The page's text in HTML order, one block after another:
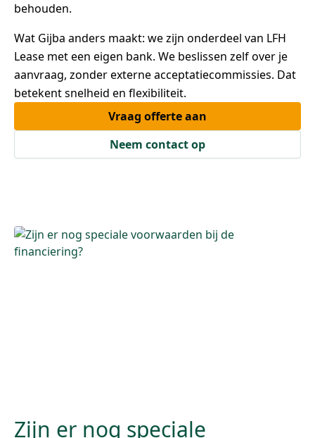
behouden.
Wat Gijba anders maakt: we zijn onderdeel van LFH
Lease met een eigen bank. We beslissen zelf over je
aanvraag, zonder externe acceptatiecommissies. Dat
betekent snelheid en flexibiliteit.
Vraag offerte aan
Neem contact op
Zijn er nog speciale